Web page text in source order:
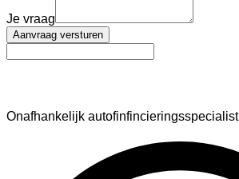
Je vraag
Aanvraag versturen
Onafhankelijk autofinfincieringsspecialist